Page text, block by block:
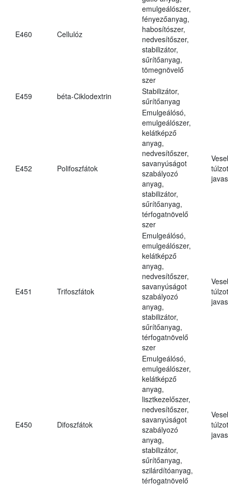
E460 Cellulóz
emulgeálószer,
fényezőanyag,
habosítószer,
nedvesítőszer,
stabilizátor,
sűrítőanyag,
tömegnövelő
szer
E459
béta-Ciklodextrin
Stabilizátor,
sűrítőanyag
E452 Polifoszfátok
Emulgeálósó,
emulgeálószer,
kelátképző
anyag,
nedvesítőszer,
savanyúságot
szabályozó
anyag,
stabilizátor,
sűrítőanyag,
térfogatnövelő
szer
E451 Trifoszfátok
Emulgeálósó,
emulgeálószer,
kelátképző
anyag,
nedvesítőszer,
savanyúságot
szabályozó
anyag,
stabilizátor,
sűrítőanyag,
térfogatnövelő
szer
E450 Difoszfátok
Emulgeálósó,
emulgeálószer,
kelátképző
anyag,
lisztkezelőszer,
nedvesítőszer,
savanyúságot
szabályozó
anyag,
stabilizátor,
sűrítőanyag,
szilárdítóanyag,
térfogatnövelő